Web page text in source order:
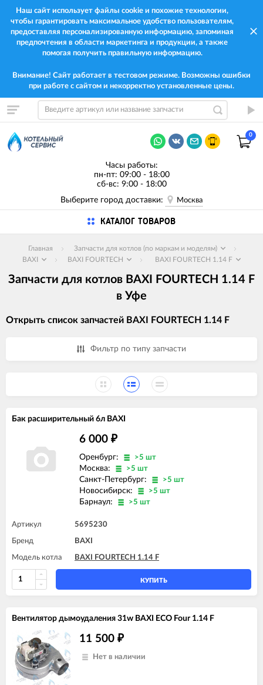
Наш сайт использует файлы cookie и похожие технологии,
чтобы гарантировать максимальное удобство пользователям,
предоставляя персонализированную информацию, запоминая
предпочтения в области маркетинга и продукции, а также
помогая получить правильную информацию.
Внимание! Сайт работает в тестовом режиме. Возможны ошибки
при работе с сайтом и некорректно установленные цены.
0
Часы работы:
пн-пт: 09:00 - 18:00
сб-вс: 9:00 - 18:00
Выберите город доставки:
Москва
КАТАЛОГ ТОВАРОВ
Главная
Запчасти для котлов (по маркам и моделям)
BAXI
BAXI FOURTECH BAXI FOURTECH 1.14 F
Запчасти для котлов BAXI FOURTECH 1.14 F
в Уфе
Открыть список запчастей BAXI FOURTECH 1.14 F
Фильтр по типу запчасти
Бак расширительный 6л BAXI
6 000 ₽
Оренбург: >5 шт
Москва: >5 шт
Санкт-Петербург: >5 шт
Новосибирск: >5 шт
Барнаул: >5 шт
Артикул 5695230
Бренд BAXI
Модель котла BAXI FOURTECH 1.14 F
КУПИТЬ
Вентилятор дымоудаления 31w BAXI ECO Four 1.14 F
11 500 ₽
Нет в наличии